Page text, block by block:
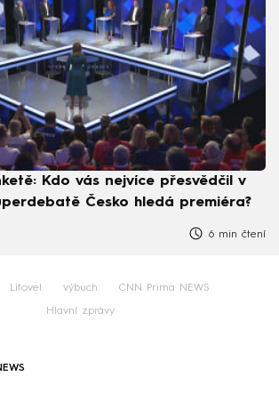
Kdo vás nejvíce přesvědčil v
Česko hledá premiéra?
6 min čtení
Litovel výbuch CNN Prima NEWS
Hlavní zprávy